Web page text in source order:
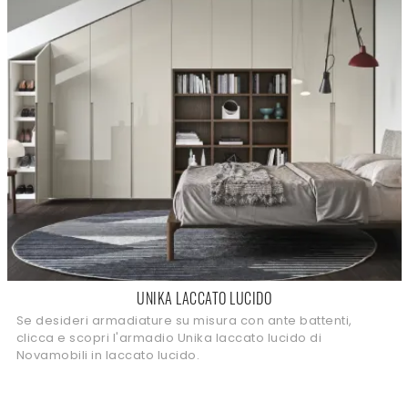
UNIKA LACCATO LUCIDO
Se desideri armadiature su misura con ante battenti,
clicca e scopri l'armadio Unika laccato lucido di
Novamobili in laccato lucido.